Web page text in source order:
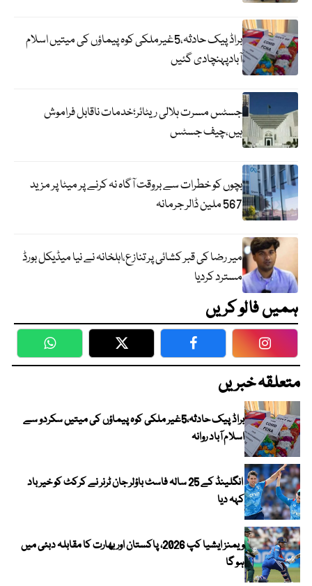
براڈ پیک حادثہ،5غیرملکی کوہ پیماؤں کی میتیں اسلام
آبادپہنچادی گئیں
جسٹس مسرت ہلالی ریٹائر؛خدمات ناقابل فراموش
ہیں،چیف جسٹس
بچوں کو خطرات سے بروقت آگاہ نہ کرنے پر میٹا پر مزید
567 ملین ڈالر جرمانہ
میر رضا کی قبر کشائی پر تنازع،اہلخانہ نے نیا میڈیکل بورڈ
مسترد کردیا
ہمیں فالو کریں
WhatsApp Twitter Facebook
متعلقہ خبریں
براڈ پیک حادثہ،5غیر ملکی کوہ پیماؤں کی میتیں سکردو سے
اسلام آباد روانہ
انگلینڈ کے 25 سالہ فاسٹ باؤلر جان ٹرنر نے کرکٹ کو خیر باد
کہہ دیا
ویمنز ایشیا کپ 2026، پاکستان اور بھارت کا مقابلہ دبئی میں
ہو گا